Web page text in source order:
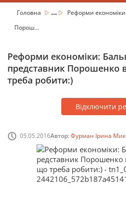
Головна ...
Реформи
Порош...
Реформи економіки:
представник Порошенко
треба робити:)
Відключити
05.05.2016Автор:Фурман Ірина